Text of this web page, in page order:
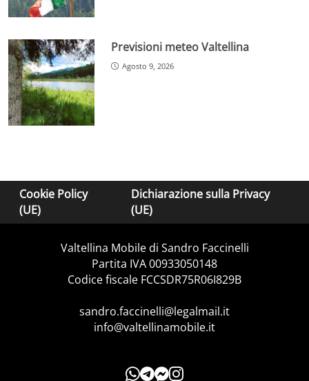
Previsioni meteo Valtellina
Agosto 9, 2026
Cookie Policy
(UE)
Dichiarazione sulla Privacy
(UE)
Valtellina Mobile di Sandro Faccinelli
Partita IVA 00933050148
Codice fiscale FCCSDR75R06I829B
sandro.faccinelli@legalmail.it
info@valtellinamobile.it